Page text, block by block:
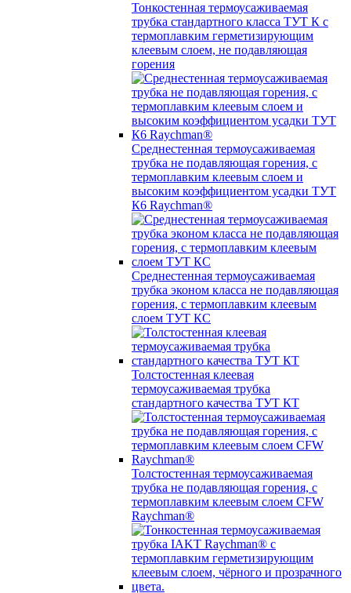
Тонкостенная термоусаживаемая
трубка стандартного класса ТУТ К с
термоплавким герметизирующим
клеевым слоем, не подавляющая
горения
Среднестенная термоусаживаемая
трубка не подавляющая горения, с
термоплавким клеевым слоем и
высоким коэффициентом усадки ТУТ
К6 Raychman®
Среднестенная термоусаживаемая
трубка эконом класса не подавляющая
горения, с термоплавким клеевым
слоем ТУТ КС
Толстостенная клеевая
термоусаживаемая трубка
стандартного качества ТУТ КТ
Толстостенная термоусаживаемая
трубка не подавляющая горения, с
термоплавким клеевым слоем CFW
Raychman®